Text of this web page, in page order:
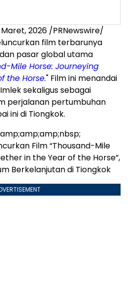
2026 /PRNewswire/
film terbarunya
pasar global utama
Mile Horse: Journeying
the Horse." Film ini menandai
sekaligus sebagai
perjalanan pertumbuhan
ini di Tiongkok.
Film “Thousand-Mile
in the Year of the Horse”,
Berkelanjutan di Tiongkok